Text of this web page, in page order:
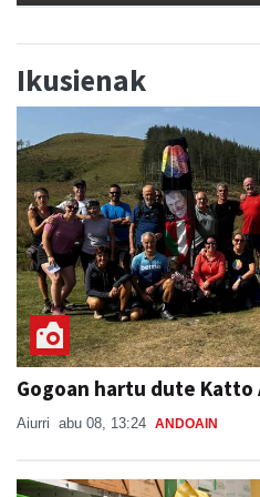
Ikusienak
Gogoan hartu dute
Aiurri abu 08, 13:24 ANDOAIN